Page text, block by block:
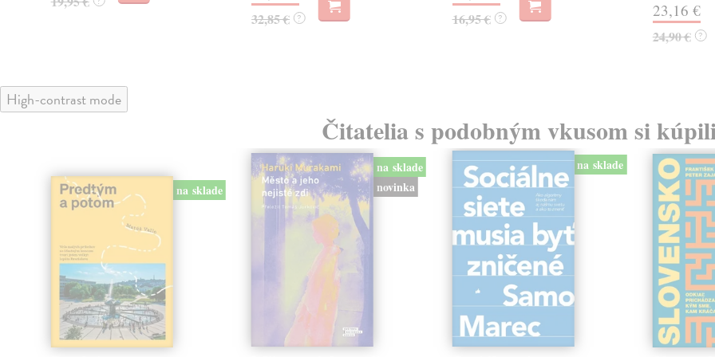
32,85 € ? 16,95 € ? 23,16 €
24,90 € ?
High-contrast mode
Čitatelia s podobným vkusom si
na sklade
na sklade
novinka
na sklade